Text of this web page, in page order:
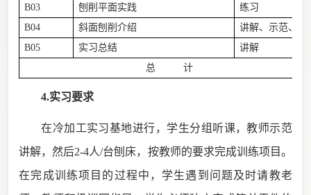
B03
刨削平面实践
练习
B04
斜面刨削介绍
讲解、示范、练
B05
实习总结
讲解
总 计
4.实习要求
在冷加工实习基地进行，学生分组听课，教师示范
讲解，然后2-4人/台刨床，按教师的要求完成训练项目。
在完成训练项目的过程中，学生遇到问题及时请教老